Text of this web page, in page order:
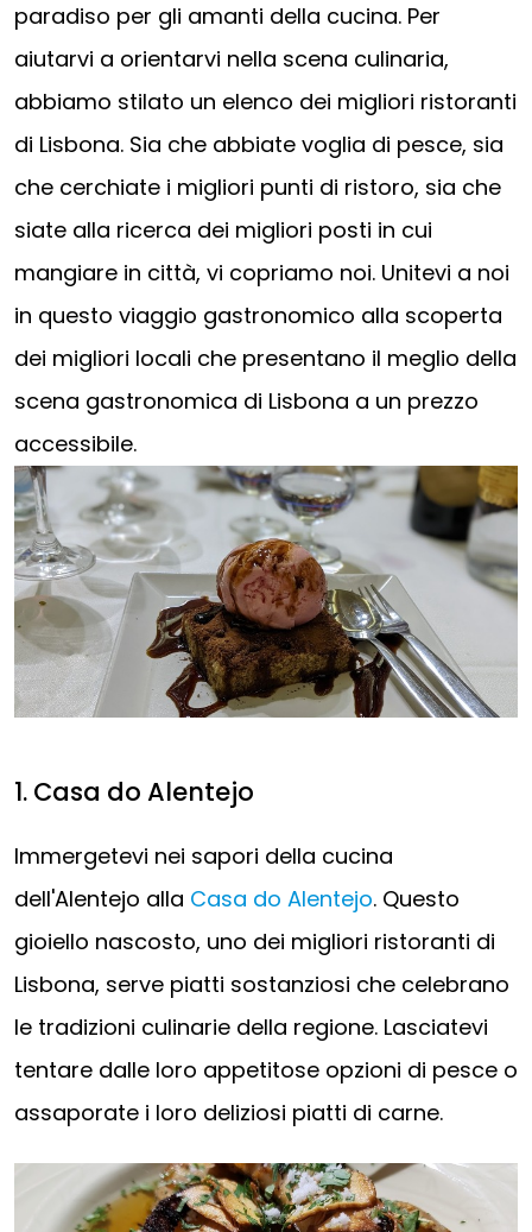
paradiso per gli amanti della cucina. Per
aiutarvi a orientarvi nella scena culinaria,
abbiamo stilato un elenco dei migliori ristoranti
di Lisbona. Sia che abbiate voglia di pesce, sia
che cerchiate i migliori punti di ristoro, sia che
siate alla ricerca dei migliori posti in cui
mangiare in città, vi copriamo noi. Unitevi a noi
in questo viaggio gastronomico alla scoperta
dei migliori locali che presentano il meglio della
scena gastronomica di Lisbona a un prezzo
accessibile.
1. Casa do Alentejo
Immergetevi nei sapori della cucina
dell'Alentejo alla Casa do Alentejo. Questo
gioiello nascosto, uno dei migliori ristoranti di
Lisbona, serve piatti sostanziosi che celebrano
le tradizioni culinarie della regione. Lasciatevi
tentare dalle loro appetitose opzioni di pesce o
assaporate i loro deliziosi piatti di carne.